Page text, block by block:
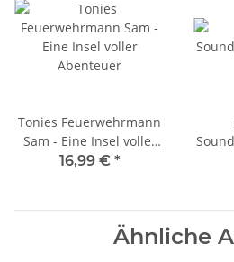
Tonies Feuerwehrmann
Sam - Eine Insel voller
Abenteuer
16,99 € *
Ähnliche